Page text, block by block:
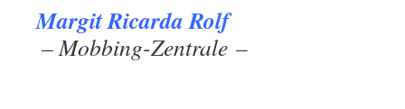
Margit Ricarda Rolf
– Mobbing-Zentrale –